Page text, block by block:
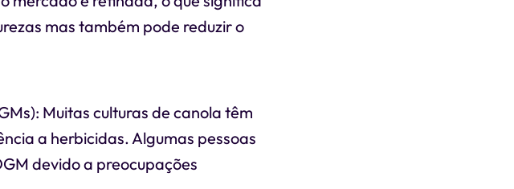
mas também pode reduzir o
Muitas culturas de canola têm
a herbicidas. Algumas pessoas
devido a preocupações